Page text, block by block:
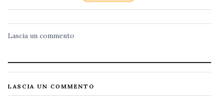
Lascia un commento
LASCIA UN COMMENTO